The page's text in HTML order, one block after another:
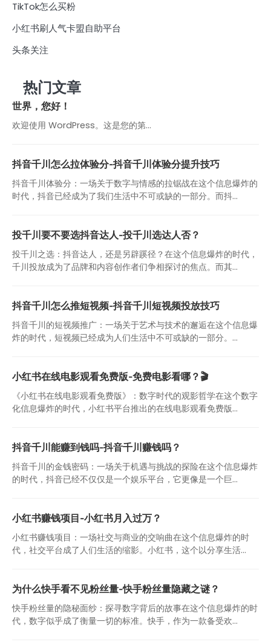
TikTok怎么买粉
小红书刷人气卡盟自助平台
头条关注
热门文章
世界，您好！
欢迎使用 WordPress。这是您的第…
抖音千川怎么拉体验分-抖音千川体验分提升技巧
抖音千川体验分：一场关于数字与情感的拉锯战在这个信息爆炸的
时代，抖音已经成为了我们生活中不可或缺的一部分。而抖...
投千川要不要选抖音达人-投千川选达人否？
投千川之选：抖音达人，还是另辟蹊径？在这个信息爆炸的时代，
千川投放成为了品牌和内容创作者们争相探讨的焦点。而其...
抖音千川怎么推短视频-抖音千川短视频投放技巧
抖音千川的短视频推广：一场关于艺术与技术的邂逅在这个信息爆
炸的时代，短视频已经成为人们生活中不可或缺的一部分。...
小红书在线电影观看免费版-免费电影看哪？🎬
《小红书在线电影观看免费版》：数字时代的观影哲学在这个数字
化信息爆炸的时代，小红书平台推出的在线电影观看免费版...
抖音千川能赚到钱吗-抖音千川赚钱吗？
抖音千川的金钱密码：一场关于机遇与挑战的探险在这个信息爆炸
的时代，抖音已经不仅仅是一个娱乐平台，它更像是一个巨...
小红书赚钱项目-小红书月入过万？
小红书赚钱项目：一场社交与商业的交响曲在这个信息爆炸的时
代，社交平台成了人们生活的缩影。小红书，这个以分享生活...
为什么快手看不见粉丝量-快手粉丝量隐藏之谜？
快手粉丝量的隐秘面纱：探寻数字背后的故事在这个信息爆炸的时
代，数字似乎成了衡量一切的标准。快手，作为一款备受欢...